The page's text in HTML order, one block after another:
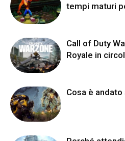
tempi maturi
Call of Duty
Royale in
Cosa è